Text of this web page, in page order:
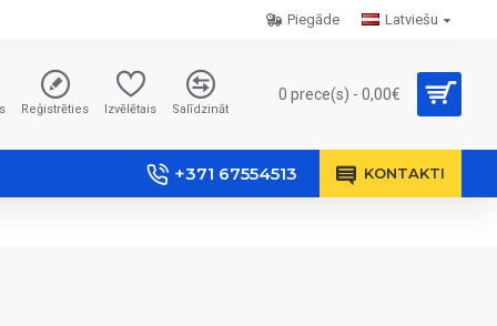
Latviešu
Piegāde
Reģistrēties Izvēlētais Salīdzināt
0 prece(s) - 0,00€
+371 67554513 KONTAKTI